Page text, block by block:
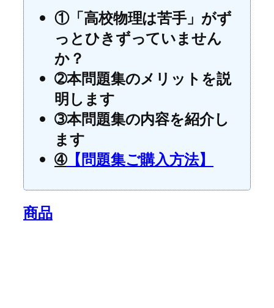
①「高校物理は苦手」がず
っとひきずっていません
か？
➁本問題集のメリットを説
明します
➂本問題集の内容を紹介し
ます
➃【問題集ご購入方法】
商品